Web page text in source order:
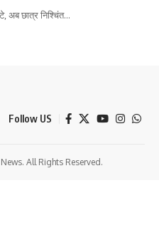
अब छात्र निश्चिंत…
Follow US
All Rights Reserved.